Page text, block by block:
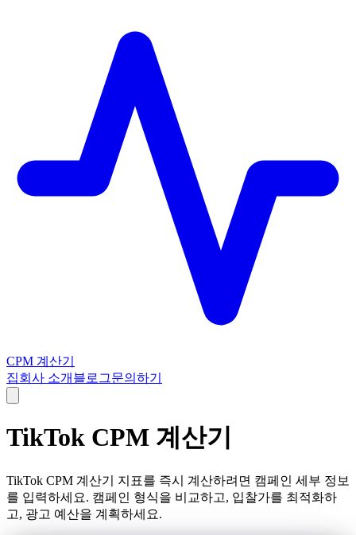
CPM 계산기
집회사 소개 블로그문의하기
TikTok CPM 계산기
TikTok CPM 계산기 지표를 즉시 계산하려면 캠페인 세부 정보
를 입력하세요. 캠페인 형식을 비교하고, 입찰가를 최적화하
고, 광고 예산을 계획하세요.